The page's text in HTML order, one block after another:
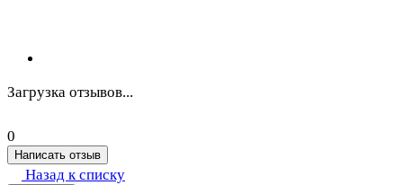
Загрузка отзывов...
0
Написать отзыв
Назад к списку